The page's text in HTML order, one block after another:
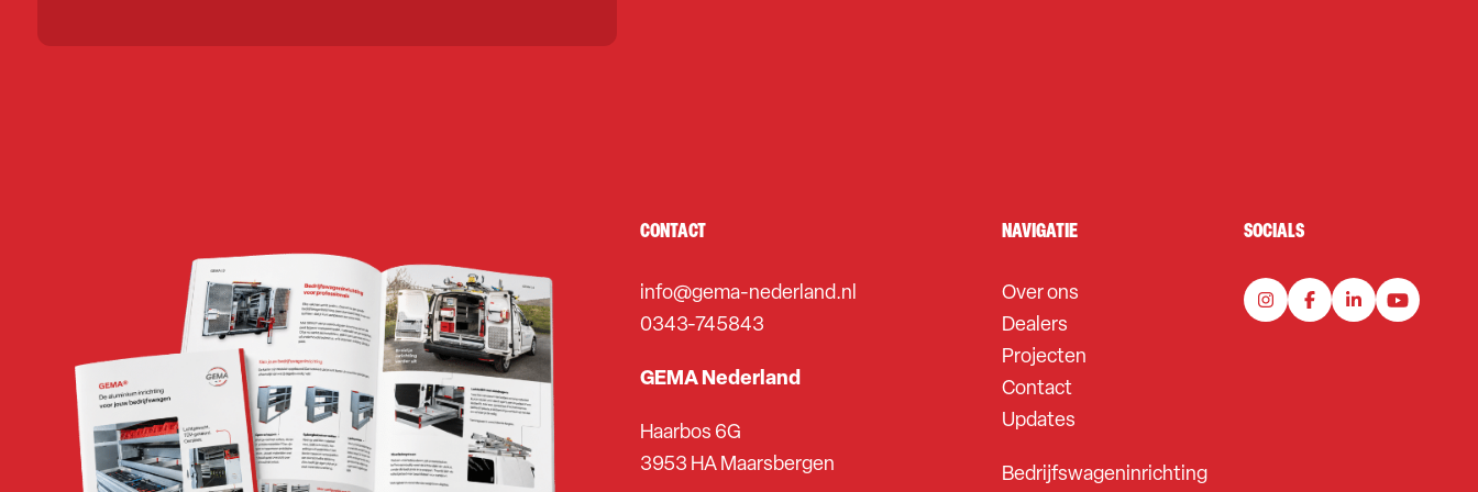
CONTACT
info@gema-nederland.nl
0343-745843
GEMA Nederland
Haarbos 6G
3953 HA Maarsbergen
NAVIGATIE
Over ons
Dealers
Projecten
Contact
Updates
Bedrijfswageninrichting
SOCIALS